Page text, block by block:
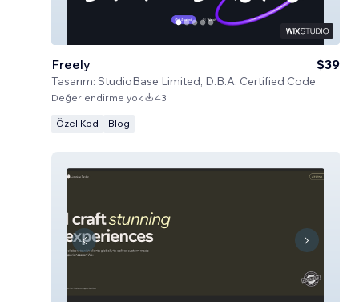
Freely
Tasarım: StudioBase Limited, D.B.A. Certified Code
$39
Değerlendirme yok 43
Özel Kod Blog